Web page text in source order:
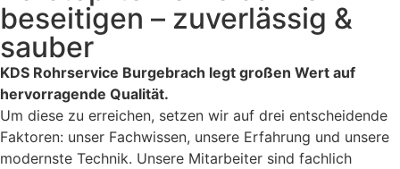
beseitigen – zuverlässig &
sauber
KDS Rohrservice Burgebrach legt großen Wert auf
hervorragende Qualität.
Um diese zu erreichen, setzen wir auf drei entscheidende
Faktoren: unser Fachwissen, unsere Erfahrung und unsere
modernste Technik. Unsere Mitarbeiter sind fachlich